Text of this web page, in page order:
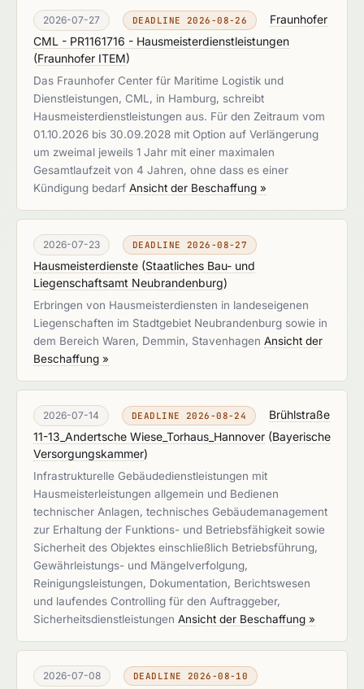
2026-07-27 DEADLINE 2026-08-26
Fraunhofer
CML - PR1161716 - Hausmeisterdienstleistungen
(Fraunhofer ITEM)
Das Fraunhofer Center für Maritime Logistik und
Dienstleistungen, CML, in Hamburg, schreibt
Hausmeisterdienstleistungen aus. Für den Zeitraum vom
01.10.2026 bis 30.09.2028 mit Option auf Verlängerung
um zweimal jeweils 1 Jahr mit einer maximalen
Gesamtlaufzeit von 4 Jahren, ohne dass es einer
Kündigung bedarf Ansicht der Beschaffung »
2026-07-23 DEADLINE 2026-08-27
Hausmeisterdienste (Staatliches Bau- und
Liegenschaftsamt Neubrandenburg)
Erbringen von Hausmeisterdiensten in landeseigenen
Liegenschaften im Stadtgebiet Neubrandenburg sowie in
dem Bereich Waren, Demmin, Stavenhagen Ansicht der
Beschaffung »
2026-07-14 DEADLINE 2026-08-24
Brühlstraße
11-13_Andertsche Wiese_Torhaus_Hannover (Bayerische
Versorgungskammer)
Infrastrukturelle Gebäudedienstleistungen mit
Hausmeisterleistungen allgemein und Bedienen
technischer Anlagen, technisches Gebäudemanagement
zur Erhaltung der Funktions- und Betriebsfähigkeit sowie
Sicherheit des Objektes einschließlich Betriebsführung,
Gewährleistungs- und Mängelverfolgung,
Reinigungsleistungen, Dokumentation, Berichtswesen
und laufendes Controlling für den Auftraggeber,
Sicherheitsdienstleistungen Ansicht der Beschaffung »
2026-07-08 DEADLINE 2026-08-10